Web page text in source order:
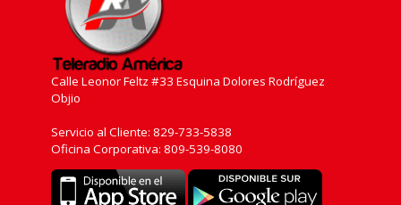
Calle Leonor Feltz #33 Esquina Dolores Rodríguez
Objio
Servicio al Cliente: 829-733-5838
Oficina Corporativa: 809-539-8080